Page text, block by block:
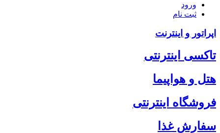
ورود
ثبت نام
اپراتور و اینترنت
تاکسی اینترنتی
هتل و هواپیما
فروشگاه اینترنتی
سفارش غذا